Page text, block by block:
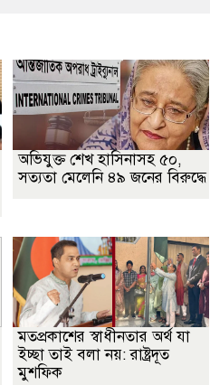
অভিযুক্ত শেখ হাসিনাসহ ৫০,
সত্যতা মেলেনি ৪৯ জনের বিরুদ্ধে
মতপ্রকাশের স্বাধীনতার অর্থ যা
ইচ্ছা তাই বলা নয়: রাষ্ট্রদূত
মুশফিক